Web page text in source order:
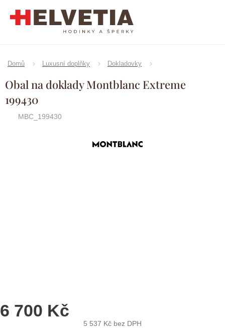
Domů Luxusní doplňky Dokladovky
Obal na doklady Montblanc Extreme
199430
MBC_199430
Značka:Montblanc
6 700 Kč
5 537 Kč bez DPH